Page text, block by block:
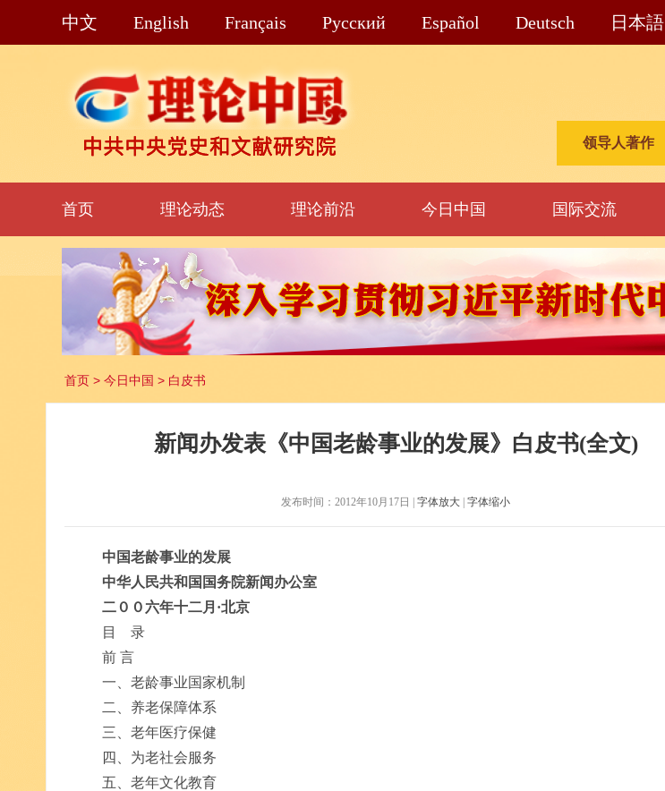
中文 English Français Pусский Español Deutsch 日本語
领导人著作
首页 理论动态 理论前沿 今日中国 国际交流
首页 > 今日中国 > 白皮书
新闻办发表《中国老龄事业的发展》白皮书(全文)
发布时间：2012年10月17日 | 字体放大 字体缩小
中国老龄事业的发展
中华人民共和国国务院新闻办公室
二００六年十二月·北京
目 录
前 言
一、老龄事业国家机制
二、养老保障体系
三、老年医疗保健
四、为老社会服务
五、老年文化教育